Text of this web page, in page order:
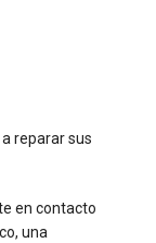
reparar sus
en contacto
una